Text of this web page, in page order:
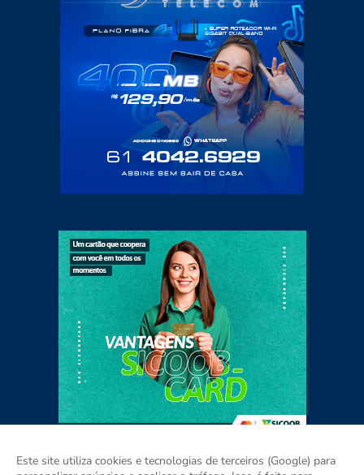
Este site utiliza cookies e tecnologias de terceiros (Google) para